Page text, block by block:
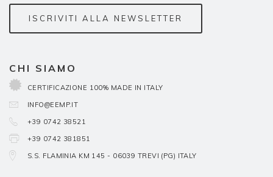
ISCRIVITI ALLA NEWSLETTER
CHI SIAMO
CERTIFICAZIONE 100% MADE IN ITALY
INFO@EEMP.IT
+39 0742 38521
+39 0742 381851
S.S. FLAMINIA KM 145 - 06039 TREVI (PG) ITALY